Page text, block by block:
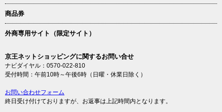
商品券
外商専用サイト（限定サイト）
京王ネットショッピングに関するお問い合せ
ナビダイヤル：0570-022-810
受付時間：午前10時～午後6時（日曜・休業日除く）
お問い合わせフォーム
終日受け付けておりますが、お返事は上記時間内となります。